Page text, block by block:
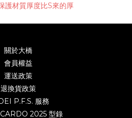
護材質厚度比S來的厚
關於大橋
會員權益
運送政策
退換貨政策
P.F.S. 服務
2025 型錄